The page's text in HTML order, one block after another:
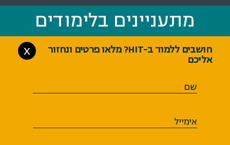
מתעניינים בלימודים
חושבים ללמוד ב-HIT? מלאו פרטים ונחזור
אליכם
X
שם
אימייל
מתעניינים בלימודים